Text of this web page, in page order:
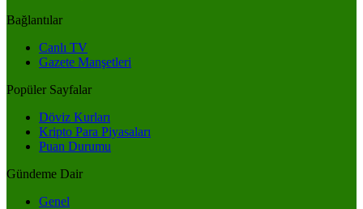
Bağlantılar
Canlı TV
Gazete Manşetleri
Popüler Sayfalar
Döviz Kurları
Kripto Para Piyasaları
Puan Durumu
Gündeme Dair
Genel